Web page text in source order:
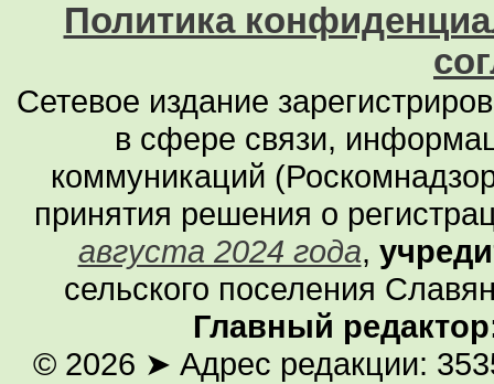
Политика
Сетевое издание
в сфере связи,
коммуникаций
принятия решения о
августа 2024 года,
сельского поселения
Главный
© 2026 ➤ Адрес редакции: